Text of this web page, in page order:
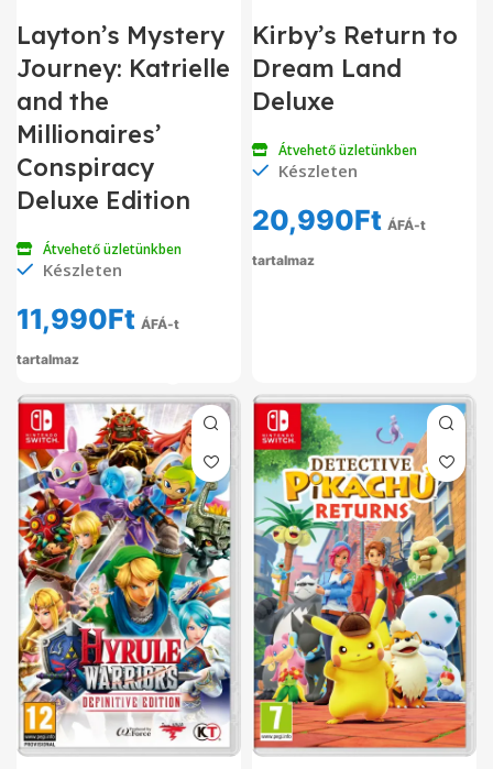
Layton’s Mystery
Journey: Katrielle
and the
Millionaires’
Conspiracy
Deluxe Edition
Átvehető üzletünkben
Készleten
11,990Ft ÁFÁ-t
tartalmaz
Kirby’s Return to
Dream Land
Deluxe
Átvehető üzletünkben
Készleten
20,990Ft ÁFÁ-t
tartalmaz